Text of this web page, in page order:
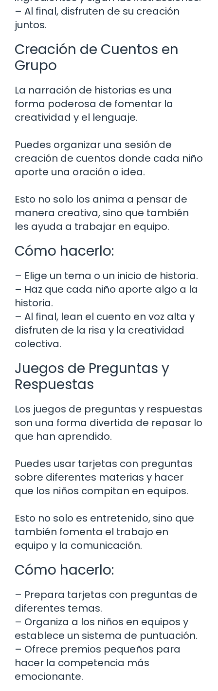
– Al final, disfruten de su creación
juntos.
Creación de Cuentos en
Grupo
La narración de historias es una
forma poderosa de fomentar la
creatividad y el lenguaje.
Puedes organizar una sesión de
creación de cuentos donde cada niño
aporte una oración o idea.
Esto no solo los anima a pensar de
manera creativa, sino que también
les ayuda a trabajar en equipo.
Cómo hacerlo:
– Elige un tema o un inicio de historia.
– Haz que cada niño aporte algo a la
historia.
– Al final, lean el cuento en voz alta y
disfruten de la risa y la creatividad
colectiva.
Juegos de Preguntas y
Respuestas
Los juegos de preguntas y respuestas
son una forma divertida de repasar lo
que han aprendido.
Puedes usar tarjetas con preguntas
sobre diferentes materias y hacer
que los niños compitan en equipos.
Esto no solo es entretenido, sino que
también fomenta el trabajo en
equipo y la comunicación.
Cómo hacerlo:
– Prepara tarjetas con preguntas de
diferentes temas.
– Organiza a los niños en equipos y
establece un sistema de puntuación.
– Ofrece premios pequeños para
hacer la competencia más
emocionante.